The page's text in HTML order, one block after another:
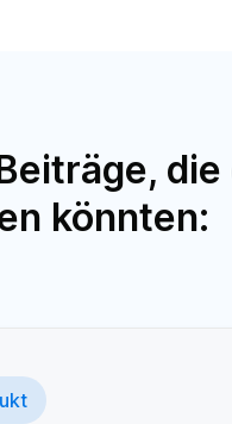
die
könnten: